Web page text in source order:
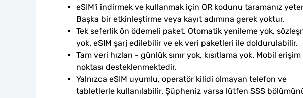
eSIM'i indirmek ve kullanmak için QR kodunu taramanız
Başka bir etkinleştirme veya kayıt adımına gerek yoktur.
Tek seferlik ön ödemeli paket. Otomatik yenileme yok,
yok. eSIM şarj edilebilir ve ek veri paketleri ile doldurulabilir.
Tam veri hızları - günlük sınır yok, kısıtlama yok. Mobil erişim
noktası desteklenmektedir.
Yalnızca eSIM uyumlu, operatör kilidi olmayan telefon ve
tabletlerle kullanılabilir. Şüpheniz varsa lütfen SSS